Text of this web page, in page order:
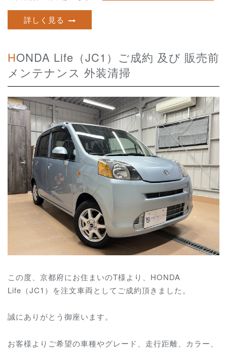
詳しく見る
HONDA Life（JC1）ご成約 及び 販売前
メンテナンス 外装清掃
この度、京都府にお住まいのT様より、HONDA
Life（JC1）を注文車両としてご成約頂きました。
誠にありがとう御座います。
お客様よりご希望の車種やグレード、走行距離、カラー、